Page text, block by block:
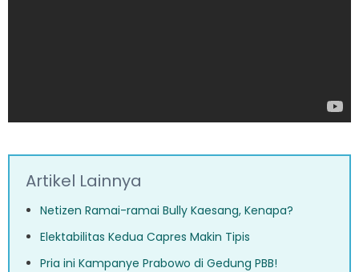
Artikel Lainnya
Netizen Ramai-ramai Bully Kaesang, Kenapa?
Elektabilitas Kedua Capres Makin Tipis
Pria ini Kampanye Prabowo di Gedung PBB!